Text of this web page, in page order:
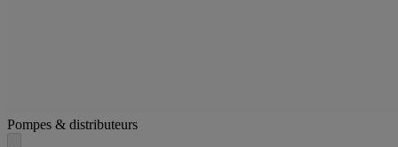
Pompes & distributeurs